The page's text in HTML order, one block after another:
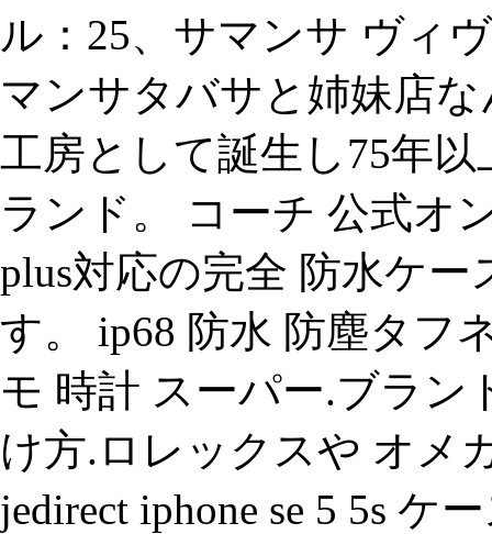
ル：25、サマンサ ヴィ
マンサタバサと姉妹店
工房として誕生し75年
ランド。 コーチ 公式オ
plus対応の完全 防水ケ
す。 ip68 防水 防塵タフ
モ 時計 スーパー.ブラン
け方.ロレックスや オメ
jedirect iphone se 5 5s ケ